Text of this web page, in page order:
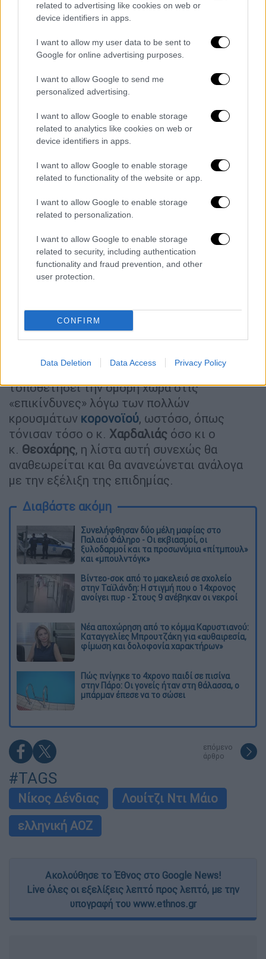
related to advertising like cookies on web or
device identifiers in apps.
I want to allow my user data to be sent to
Google for online advertising purposes.
I want to allow Google to send me
personalized advertising.
I want to allow Google to enable storage
related to analytics like cookies on web or
device identifiers in apps.
I want to allow Google to enable storage
related to functionality of the website or app.
I want to allow Google to enable storage
related to personalization.
I want to allow Google to enable storage
related to security, including authentication
functionality and fraud prevention, and other
user protection.
CONFIRM
Data Deletion Data Access Privacy Policy
Για να επιτευχθεί η συμφωνία, έπρεπε να
κύριο αίτημα της ιταλικής πλευράς ήταν το
να μπορούν να αλιεύουν οιΙταλοί
ψαράδεςεντός της ελληνικής ΑΟΖ δηλαδή
μεταξύ 6 και 12 ναυτικών μιλίων από
διευθετήθηκε.
Το θέμα δεν ανέκυψε τώρα, καθώς και οι
προηγούμενες κυβερνήσεις είχαν
προσπαθήσει να το κλείσουν, ωστόσο, τη
αφόρητα από στην άλλη άκρη της Μεσογείου
διπλωματικό επίπεδο
Ελλάδας-Ιταλίας στέλνει αποφασιστικό
μήνυμα στην τουρκική πλευρά.
Σε ό,τι αφορά στο έτερο σημαντικό θέμα που
Μιλώντας χθες από τοαεροδρόμιο
ΜακεδονίαοΝίκος Χαρδαλιάς
ότι «το άνοιγμα των πτήσεων θα γίνει με
κανόνες». Η Ιταλία είχε ενοχληθεί από τη
λίστα του υπ. Τουρισμού, που είχε
τοποθετήσει την όμορη χώρα στις
«επικίνδυνες» λόγω των πολλών
κρουσμάτων κορονοϊού, ωστόσο, όπως
τόνισαν τόσο ο κ. Χαρδαλιάς όσο κι ο
κ. Θεοχάρης, η λίστα αυτή συνεχώς θα
αναθεωρείται και θα ανανεώνεται ανάλογα
με την εξέλιξη της επιδημίας.
Διαβάστε ακόμη
Συνελήφθησαν δύο μέλη μαφίας στο
Παλαιό Φάληρο - Οι εκβιασμοί, οι
ξυλοδαρμοί και τα προσωνύμια «πίτμπουλ»
και «μπουλντόγκ»
Βίντεο-σοκ από το μακελειό σε σχολείο
στην Ταϊλάνδη: Η στιγμή που ο 14χρονος
ανοίγει πυρ - Στους 9 ανέβηκαν οι νεκροί
Νέα αποχώρηση από το κόμμα Καρυστιανού:
Καταγγελίες Μπρουτζάκη για «αυθαιρεσία,
φίμωση και δολοφονία χαρακτήρων»
Πώς πνίγηκε το 4χρονο παιδί σε πισίνα
στην Πάρο: Οι γονείς ήταν στη θάλασσα, ο
μπάρμαν έπεσε να το σώσει
επόμενο
άρθρο
#TAGS
Νίκος Δένδιας
Λουίτζι Ντι Μάιο
ελληνική ΑΟΖ
Ακολούθησε το Έθνος στο Google News!
Live όλες οι εξελίξεις λεπτό προς λεπτό, με την
υπογραφή του www.ethnos.gr